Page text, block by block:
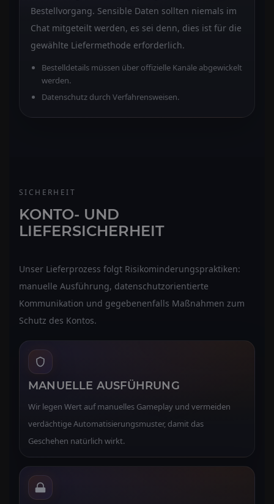
Bestellvorgang. Sensible Daten sollten niemals im
Chat mitgeteilt werden, es sei denn, dies ist für die
gewählte Liefermethode erforderlich.
Bestelldetails müssen über offizielle Kanäle abgewickelt
werden.
Datenschutz durch Verfahrensweisen.
SICHERHEIT
KONTO- UND
LIEFERSICHERHEIT
Unser Lieferprozess folgt Risikominderungspraktiken:
manuelle Ausführung, datenschutzorientierte
Kommunikation und gegebenenfalls Maßnahmen zum
Schutz des Kontos.
MANUELLE AUSFÜHRUNG
Wir legen Wert auf manuelles Gameplay und vermeiden
verdächtige Automatisierungsmuster, damit das
Geschehen natürlich wirkt.